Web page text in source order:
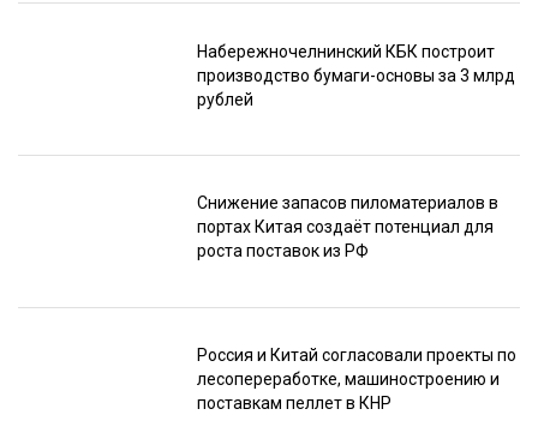
Набережночелнинский КБК построит
производство бумаги-основы за 3 млрд
рублей
Снижение запасов пиломатериалов в
портах Китая создаёт потенциал для
роста поставок из РФ
Россия и Китай согласовали проекты по
лесопереработке, машиностроению и
поставкам пеллет в КНР